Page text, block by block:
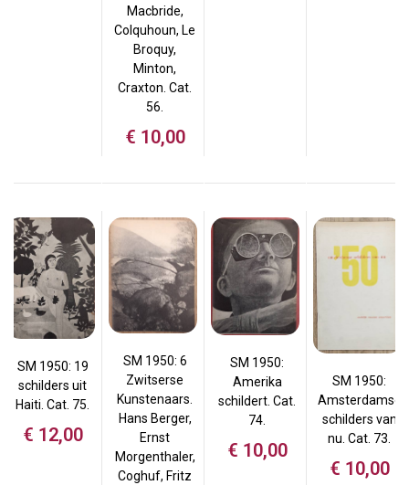
Macbride,
Colquhoun, Le
Broquy,
Minton,
Craxton. Cat.
56.
€ 10,00
SM 1950: 19
schilders uit
Haiti. Cat. 75.
€ 12,00
SM 1950: 6
Zwitserse
Kunstenaars.
Hans Berger,
Ernst
Morgenthaler,
Coghuf, Fritz
SM 1950:
Amerika
schildert. Cat.
74.
€ 10,00
SM 1950:
Amsterdamse
schilders van
nu. Cat. 73.
€ 10,00